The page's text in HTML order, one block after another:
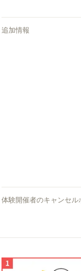
追加情報
体験開催者のキャンセル